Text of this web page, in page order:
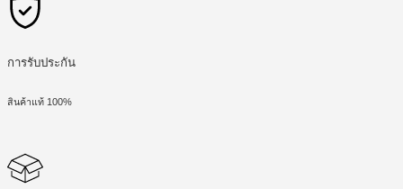
การรับประกัน
สินค้าแท้ 100%